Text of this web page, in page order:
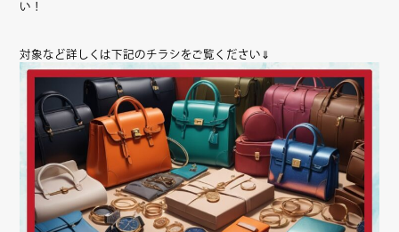
い！
対象など詳しくは下記のチラシをご覧ください⇓